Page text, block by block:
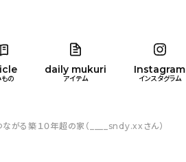
の
daily mukuri
アイテム
Instagram
インスタグラム
暮らし
ンテリア キッズ
ながる築１０年超の家（____sndy.xxさん）